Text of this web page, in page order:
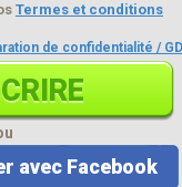
Termes et conditions
de confidentialité /
avec Facebook